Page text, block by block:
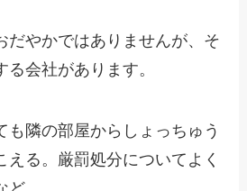
だやかではありませんが、そ
会社があります。
も隣の部屋からしょっちゅう
える。厳罰処分についてよく